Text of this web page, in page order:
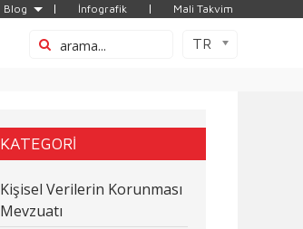
Blog İnfografik Mali Takvim
TR
KATEGORİ
Kişisel Verilerin Korunması
Mevzuatı